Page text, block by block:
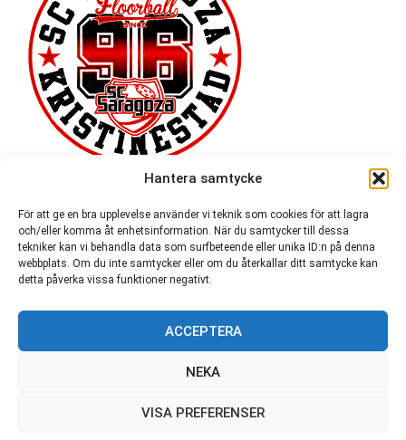
Hantera samtycke
För att ge en bra upplevelse använder vi teknik som cookies för att lagra
och/eller komma åt enhetsinformation. När du samtycker till dessa
tekniker kan vi behandla data som surfbeteende eller unika ID:n på denna
webbplats. Om du inte samtycker eller om du återkallar ditt samtycke kan
detta påverka vissa funktioner negativt.
ACCEPTERA
NEKA
VISA PREFERENSER
© SC Saragoza r.f. 1996-2026